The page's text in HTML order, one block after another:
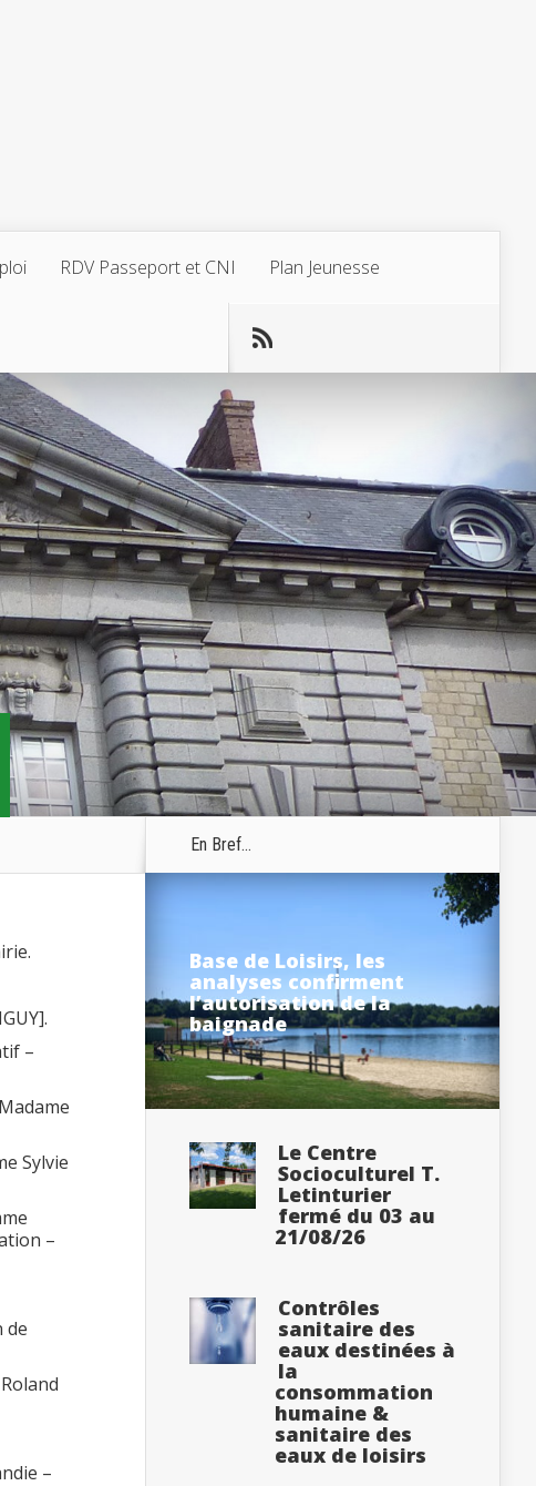
RDV Passeport et CNI Plan Jeunesse
–
Sylvie
–
de
–
En Bref...
Base de Loisirs, les
analyses confirment
l’autorisation de la
baignade
Le Centre
Socioculturel T.
Letinturier
fermé du 03 au
21/08/26
Contrôles
sanitaire des
eaux destinées à
la
consommation
humaine &
sanitaire des
eaux de loisirs